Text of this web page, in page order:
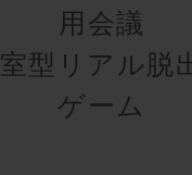
用会議
室型リアル脱
ゲーム